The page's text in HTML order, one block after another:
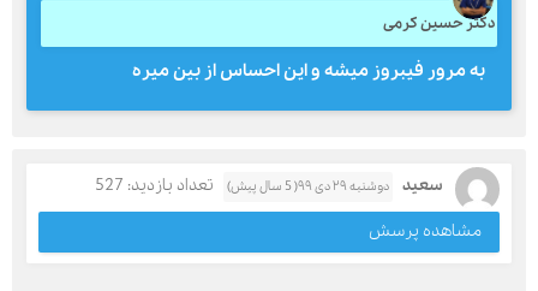
دکتر حسین کرمی
به مرور فیبروز میشه و این احساس از بین میره
سعید دوشنبه ۲۹ دی ۹۹( 5 سال پیش)
تعداد بازدید: 527
مشاهده پرسش